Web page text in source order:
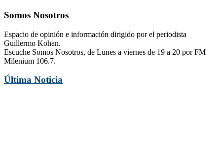
Somos Nosotros
Espacio de opinión e información dirigido por el periodista
Guillermo Kohan.
Escuche Somos Nosotros, de Lunes a viernes de 19 a 20 por FM
Milenium 106.7.
Última Noticia